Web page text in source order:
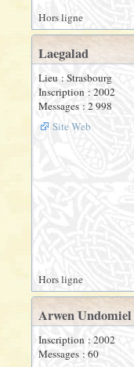
Hors ligne
Laegalad
Lieu : Strasbourg
Inscription : 2002
Messages : 2 998
Site Web
Hors ligne
Arwen Undomiel
Inscription : 2002
Messages : 60